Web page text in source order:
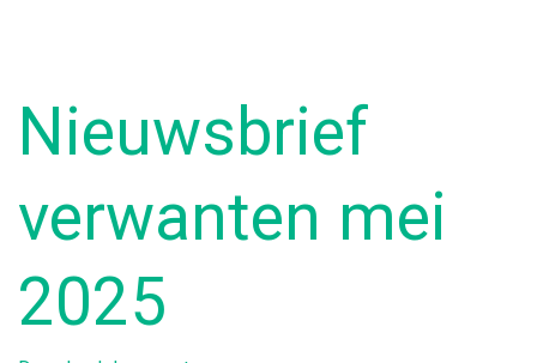
Nieuwsbrief
verwanten mei
2025